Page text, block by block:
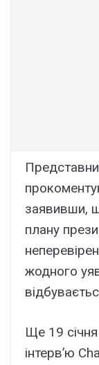
заявивши,
плану
жодного
Ще 19
інтерв’ю